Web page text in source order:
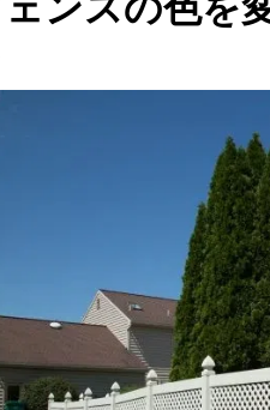
ンスの色を